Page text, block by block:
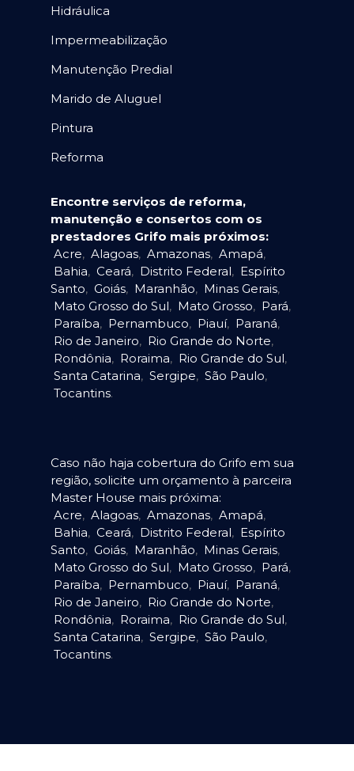
Hidráulica
Impermeabilização
Manutenção Predial
Marido de Aluguel
Pintura
Reforma
Encontre serviços de reforma,
manutenção e consertos com os
prestadores Grifo mais próximos:
Acre, Alagoas, Amazonas, Amapá,
Bahia, Ceará, Distrito Federal, Espírito
Santo, Goiás, Maranhão, Minas Gerais,
Mato Grosso do Sul, Mato Grosso, Pará,
Paraíba, Pernambuco, Piauí, Paraná,
Rio de Janeiro, Rio Grande do Norte,
Rondônia, Roraima, Rio Grande do Sul,
Santa Catarina, Sergipe, São Paulo,
Tocantins.
Caso não haja cobertura do Grifo em sua
região, solicite um orçamento à parceira
Master House mais próxima:
Acre, Alagoas, Amazonas, Amapá,
Bahia, Ceará, Distrito Federal, Espírito
Santo, Goiás, Maranhão, Minas Gerais,
Mato Grosso do Sul, Mato Grosso, Pará,
Paraíba, Pernambuco, Piauí, Paraná,
Rio de Janeiro, Rio Grande do Norte,
Rondônia, Roraima, Rio Grande do Sul,
Santa Catarina, Sergipe, São Paulo,
Tocantins.